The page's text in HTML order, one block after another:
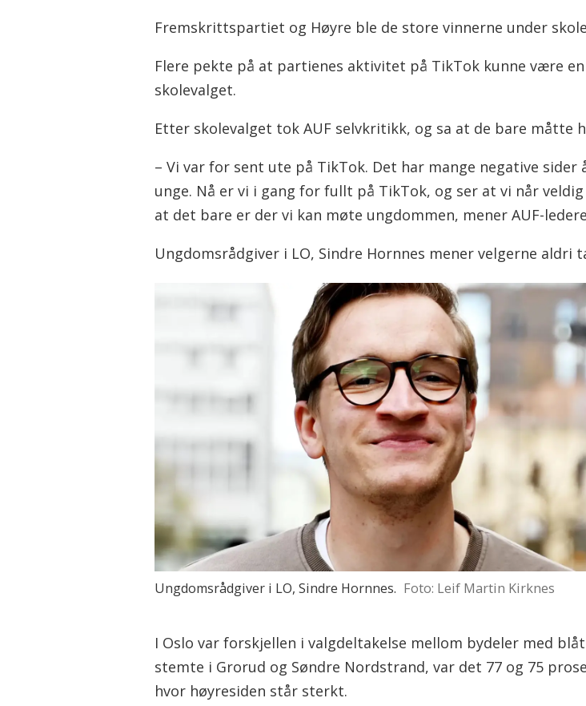
Fremskrittspartiet og Høyre ble de store vinnerne under
Flere pekte på at partienes aktivitet på TikTok kunne være
skolevalget.
Etter skolevalget tok AUF selvkritikk, og sa at de bare måtte
– Vi var for sent ute på TikTok. Det har mange negative
unge. Nå er vi i gang for fullt på TikTok, og ser at vi når
at det bare er der vi kan møte ungdommen, mener AUF-
Ungdomsrådgiver i LO, Sindre Hornnes mener velgerne aldri
Ungdomsrådgiver i LO, Sindre Hornnes. Foto: Leif Martin Kirknes
I Oslo var forskjellen i valgdeltakelse mellom bydeler med
stemte i Grorud og Søndre Nordstrand, var det 77 og 75
hvor høyresiden står sterkt.